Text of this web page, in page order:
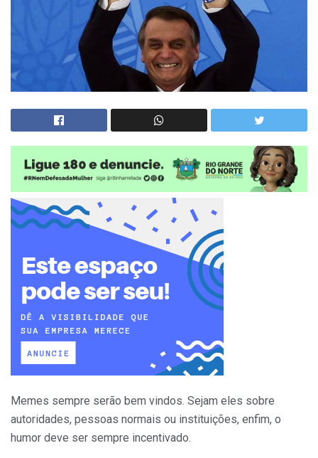
Memes sempre serão bem vindos. Sejam eles sobre
autoridades, pessoas normais ou instituições, enfim, o
humor deve ser sempre incentivado.